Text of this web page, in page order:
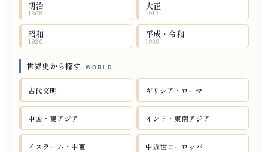
明治
1868–
大正
1912–
昭和
1926–
平成・令和
1989–
世界史から探す
古代文明 ギリシア・ローマ
中国・東アジア インド・東南アジア
イスラーム・中東 中近世ヨーロッパ